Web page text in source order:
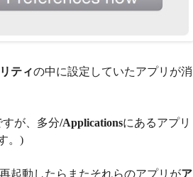
ティの中に設定していたアプリが消
が、多分/Applicationsにあるアプリ
。)
起動したらまたそれらのアプリがア